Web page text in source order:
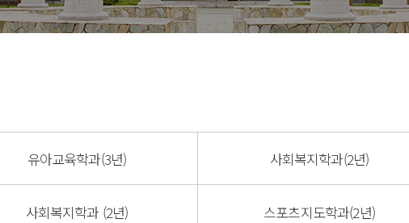
대학정보공시
대학자체평가
대학평의원회
충효관
기숙사
유아교육학과(3년) 사회복지학과(2년)
사회복지학과 (2년) 스포츠지도학과(2년)